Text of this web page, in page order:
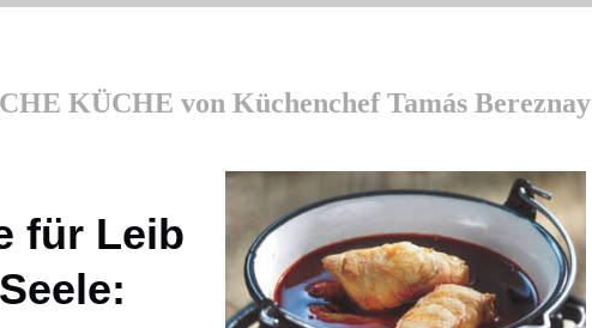
KÜCHE von Küchenchef Tamás Bereznay
für Leib